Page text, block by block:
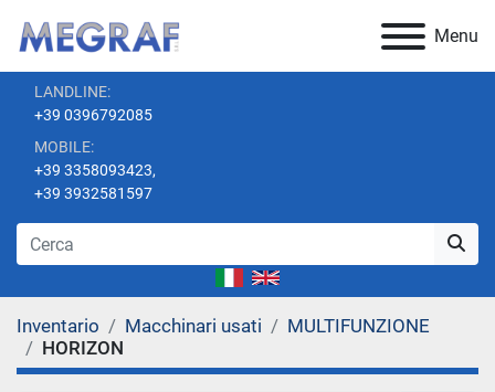
Menu
LANDLINE:
+39 0396792085
MOBILE:
+39 3358093423,
+39 3932581597
Inventario Macchinari usati
MULTIFUNZIONE
HORIZON